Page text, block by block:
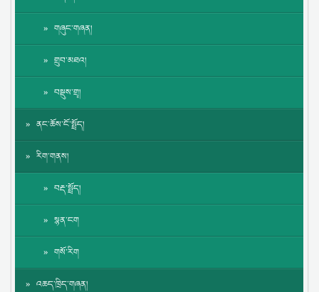
གཞུང་གཞན།
གྲུབ་མཐའ།
བསྡུས་གྲྭ།
ནང་ཆོས་ངོ་སྤྲོད།
རིག་གནས།
བརྡ་སྤྲོད།
སྙན་ངག
གསོ་རིག
འཆད་ཁྲིད་གཞན།